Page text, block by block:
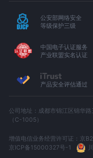
公安部网络安全
等级保护三级
中国电子认证服务
产业联盟实名认证
产品安全评估通过
公司地址：成都市锦江区锦华
（C-1005）
增值电信业务经营许可证：京
京ICP备15000327号-1